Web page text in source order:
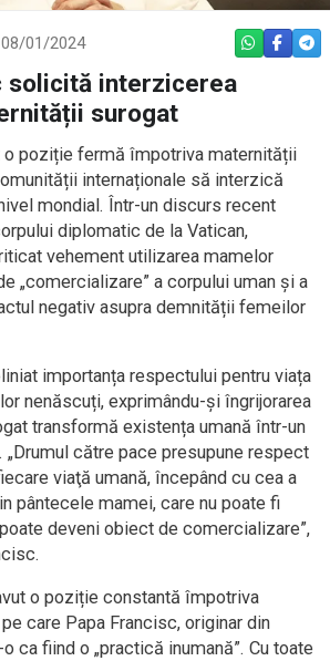
01/2024 WHATSAPP
solicită interzicerea
surogat
o poziție fermă împotriva maternității
internaționale să interzică
mondial. Într-un discurs recent
diplomatic de la Vatican,
vehement utilizarea mamelor
„comercializare” a corpului uman și a
negativ asupra demnității femeilor
importanța respectului pentru viața
nenăscuți, exprimându-și îngrijorarea
transformă existența umană într-un
către pace presupune respect
viaţă umană, începând cu cea a
pântecele mamei, care nu poate fi
deveni obiect de comercializare”,
o poziție constantă împotriva
care Papa Francisc, originar din
ca fiind o „practică inumană”. Cu toate